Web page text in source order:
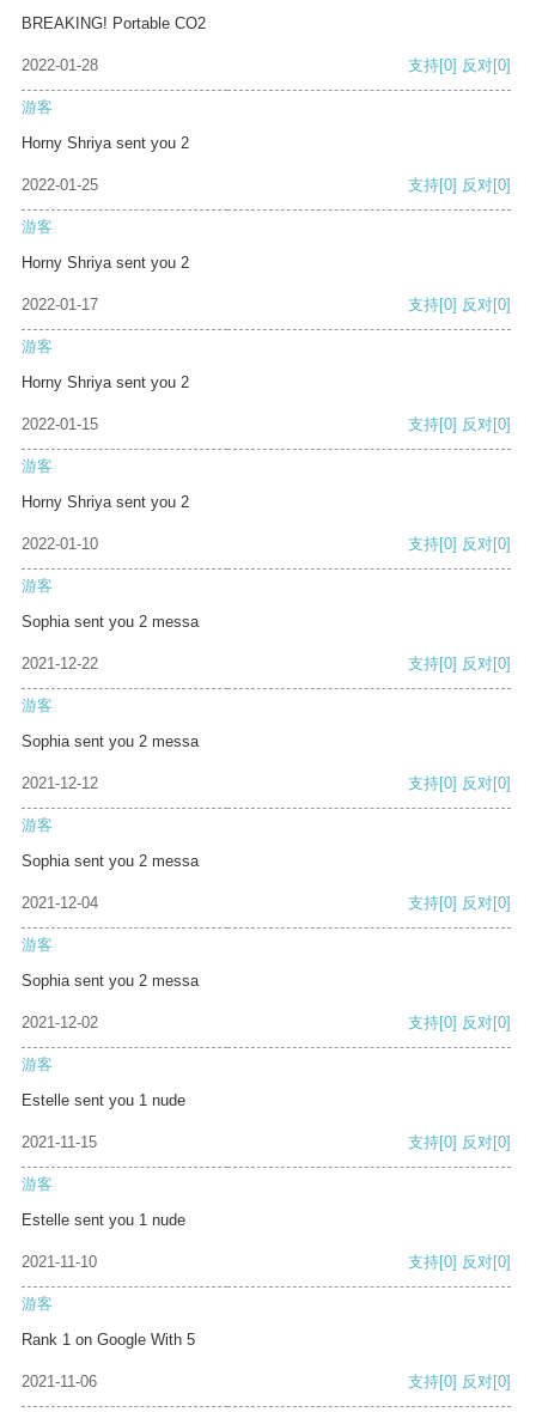
BREAKING! Portable CO2
2022-01-28 支持[0] 反对[0]
游客
Horny Shriya sent you 2
2022-01-25 支持[0] 反对[0]
游客
Horny Shriya sent you 2
2022-01-17 支持[0] 反对[0]
游客
Horny Shriya sent you 2
2022-01-15 支持[0] 反对[0]
游客
Horny Shriya sent you 2
2022-01-10 支持[0] 反对[0]
游客
Sophia sent you 2 messa
2021-12-22 支持[0] 反对[0]
游客
Sophia sent you 2 messa
2021-12-12 支持[0] 反对[0]
游客
Sophia sent you 2 messa
2021-12-04 支持[0] 反对[0]
游客
Sophia sent you 2 messa
2021-12-02 支持[0] 反对[0]
游客
Estelle sent you 1 nude
2021-11-15 支持[0] 反对[0]
游客
Estelle sent you 1 nude
2021-11-10 支持[0] 反对[0]
游客
Rank 1 on Google With 5
2021-11-06 支持[0] 反对[0]